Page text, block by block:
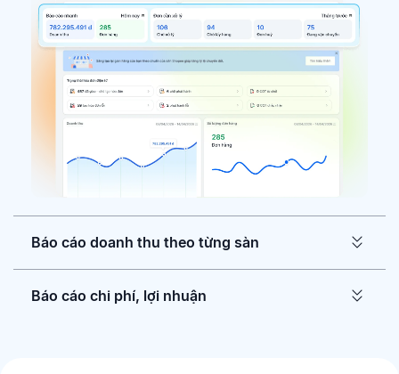
Báo cáo doanh thu theo từng sàn
Báo cáo chi phí, lợi nhuận